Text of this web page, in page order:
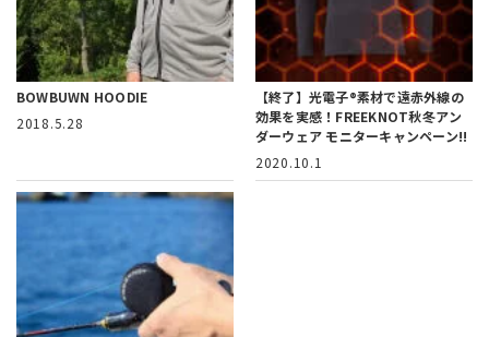
BOWBUWN HOODIE
2018.5.28
【終了】光電子®素材で遠赤外線の
効果を実感！ FREEKNOT秋冬アン
ダーウェア モニターキャンペーン!!
2020.10.1